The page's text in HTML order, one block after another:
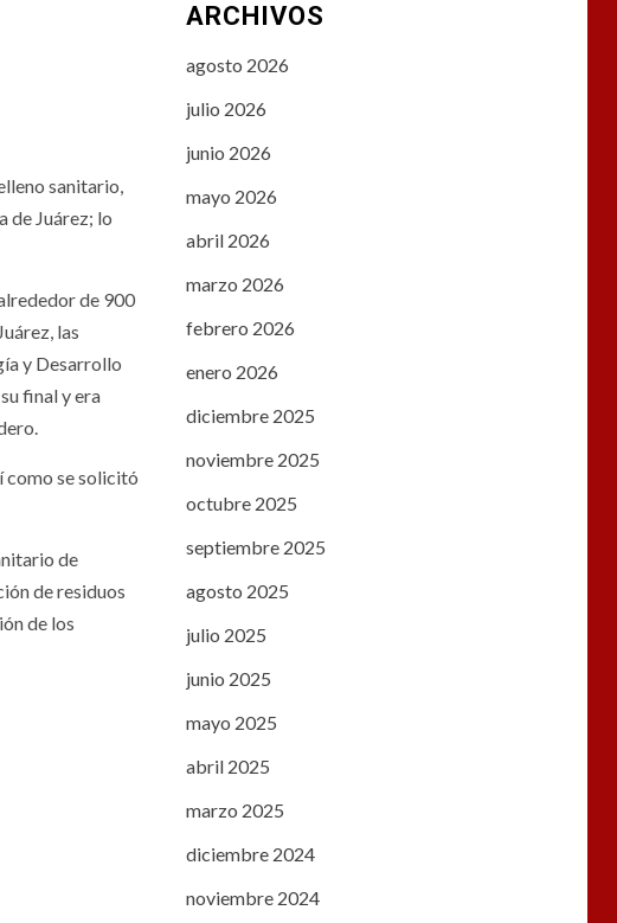
sanitario,
de Juárez; lo
de 900
las
y Desarrollo
final y era
como se solicitó
de
de residuos
de los
ARCHIVOS
agosto 2026
julio 2026
junio 2026
mayo 2026
abril 2026
marzo 2026
febrero 2026
enero 2026
diciembre 2025
noviembre 2025
octubre 2025
septiembre 2025
agosto 2025
julio 2025
junio 2025
mayo 2025
abril 2025
marzo 2025
diciembre 2024
noviembre 2024